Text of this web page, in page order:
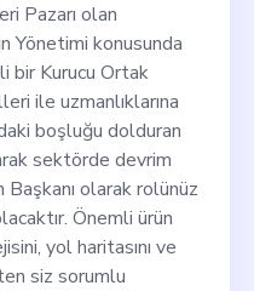
Pazarı olan
Yönetimi konusunda
bir Kurucu Ortak
ile uzmanlıklarına
boşluğu dolduran
sektörde devrim
olarak rolünüz
Önemli ürün
yol haritasını ve
siz sorumlu